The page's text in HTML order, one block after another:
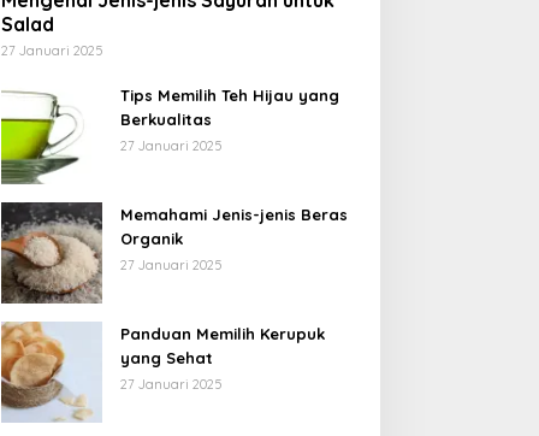
Salad
27 Januari 2025
Tips Memilih Teh Hijau yang
Berkualitas
27 Januari 2025
Memahami Jenis-jenis Beras
Organik
27 Januari 2025
Panduan Memilih Kerupuk
yang Sehat
27 Januari 2025